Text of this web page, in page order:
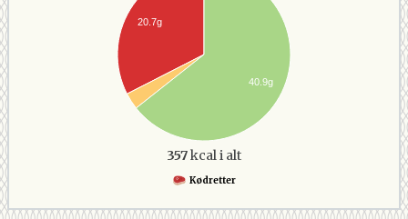
20.7g
40.9g
357kcal i alt
Kødretter